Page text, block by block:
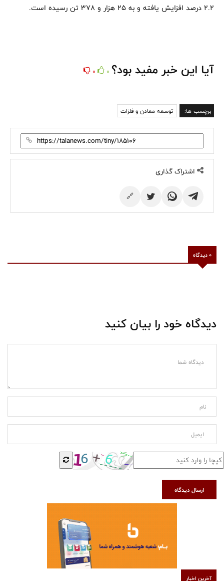
۲.۲ درصد افزایش یافته و به ۲۵ هزار و ۳۷۸ تن رسیده است.
آیا این خبر مفید بود؟ 0
0
برچسب ها: توسعه معادن و فلزات
اشتراک گذاری
🔗
0 دیدگاه
دیدگاه خود را بیان کنید
ارسال دیدگاه
آخرین اخبار